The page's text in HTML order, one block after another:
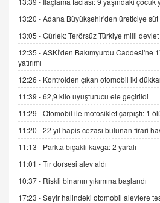
2 Kasım 2021 Salı 00:11
AV. DOĞAN CAN
Kişisel verilerin
15.09.2025 16:17
SEHER EREK
Kış Ayları Geldi, Hangi
9.12.2025 10:11
İNCİ GÜL AKÖL
Trump Keşke
06.07.2026 13:00
13:20 -Adana Büyükşehir'den üreticiye süt
13:05 -Gürlek: Terörsüz Türkiye milli devlet
12:35 -ASKİ'den Bakımyurdu Caddesi'ne
yatırımı
12:26 - Kontrolden çıkan otomobil iki
11:39 -62,9 kilo uyuşturucu ele geçirildi
11:29 -Otomobil ile motosiklet çarpıştı: 1
11:20 -22 yıl hapis cezası bulunan firari
11:13 - Parkta bıçaklı kavga: 2 yaralı
11:01 -Tır dorsesi alev aldı
10:37 - Riskli binanın yıkımına başlandı
17:23 -Seyir halindeki otomobil alevlere